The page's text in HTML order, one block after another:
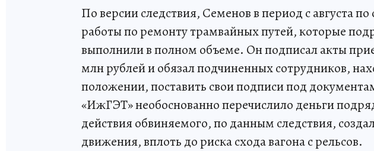
По версии следствия, Семенов в период с августа
работы по ремонту трамвайных путей, которые
выполнили в полном объеме. Он подписал акты
млн рублей и обязал подчиненных сотрудников,
положении, поставить свои подписи под
«ИжГЭТ» необоснованно перечислило деньги
действия обвиняемого, по данным следствия,
движения, вплоть до риска схода вагона с рельсов.